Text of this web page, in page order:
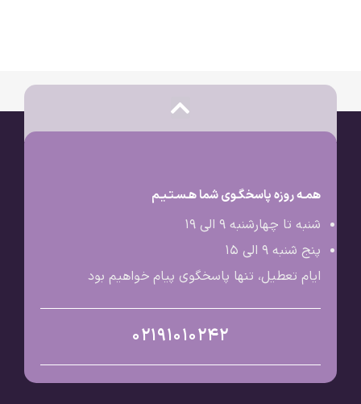
همـه روزه پاسخگـوی شما هـسـتـیـم
شنبه تا چهارشنبه 9 الی ۱۹
پنج شنبه 9 الی ۱۵
ایام تعطیل، تنها پاسخگوی پیام خواهیم بود
02191010242